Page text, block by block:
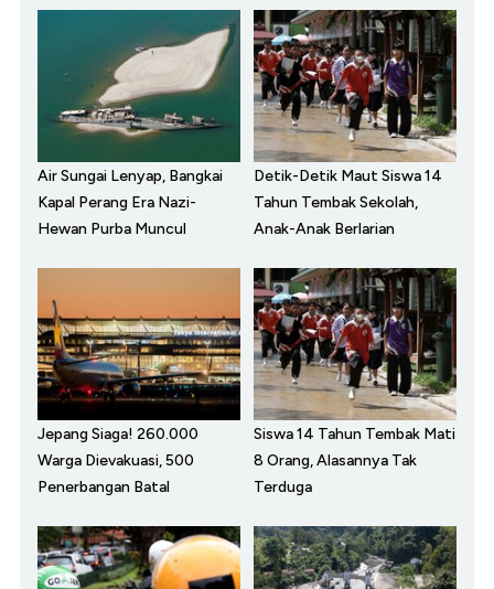
Air Sungai Lenyap, Bangkai
Kapal Perang Era Nazi-
Hewan Purba Muncul
Detik-Detik Maut Siswa 14
Tahun Tembak Sekolah,
Anak-Anak Berlarian
Jepang Siaga! 260.000
Warga Dievakuasi, 500
Penerbangan Batal
Siswa 14 Tahun Tembak Mati
8 Orang, Alasannya Tak
Terduga